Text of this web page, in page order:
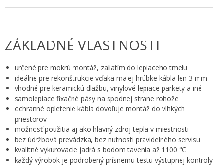
ZÁKLADNÉ VLASTNOSTI
určené pre mokrú montáž, zaliatím do lepiaceho tmelu
ideálne pre rekonštrukcie vďaka malej hrúbke kábla len 3 mm
vhodné pre keramickú dlažbu, vinylové lepiace parkety a iné
samolepiace fixačné pásy na spodnej strane rohože
ochranné opletenie kábla dovoľuje montáž do vlhkých
priestorov
možnosť použitia aj ako hlavný zdroj tepla v miestnosti
bez údržbová prevádzka, bez nutnosti pravidelného servisu
kvalitné vykurovacie jadrá s bodom tavenia až 1100 °C
každý výrobok je podrobený prísnemu testu výstupnej kontroly